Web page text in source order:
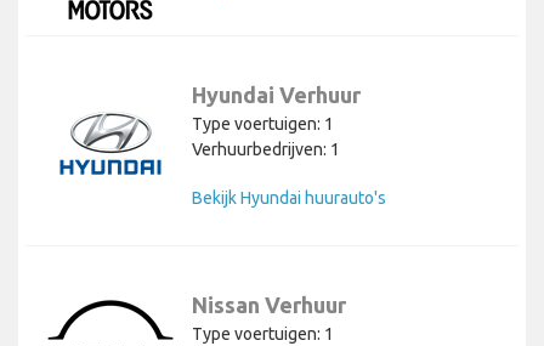
Hyundai Verhuur
Type voertuigen: 1
Verhuurbedrijven: 1
Bekijk Hyundai huurauto's
Nissan Verhuur
Type voertuigen: 1